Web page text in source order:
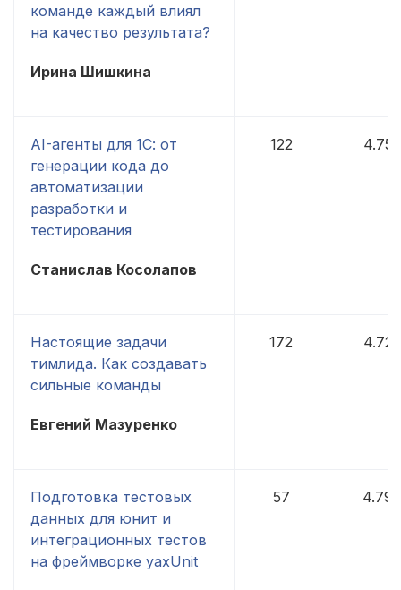
команде каждый влиял
на качество результата?
Ирина Шишкина
AI-агенты для 1С: от
генерации кода до
автоматизации
разработки и
тестирования
Станислав Косолапов
122 4.75
Настоящие задачи
тимлида. Как создавать
сильные команды
Евгений Мазуренко
172 4.72
Подготовка тестовых
данных для юнит и
интеграционных тестов
на фреймворке yaxUnit
57 4.79